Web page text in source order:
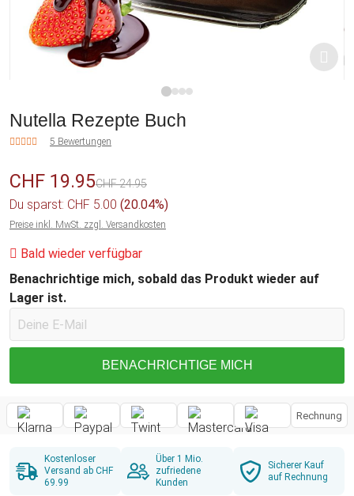
Nutella Rezepte Buch
5 Bewertungen
CHF 19.95CHF 24.95
Du sparst: CHF 5.00 (20.04%)
Preise inkl. MwSt. zzgl. Versandkosten
Bald wieder verfügbar
Benachrichtige mich, sobald das Produkt wieder auf
Lager ist.
BENACHRICHTIGE MICH
Rechnung
Kostenloser
Versand ab CHF
69.99
Über 1 Mio.
zufriedene
Kunden
Sicherer Kauf
auf Rechnung